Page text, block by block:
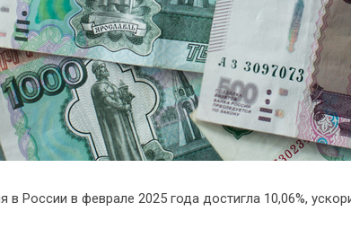
в России в феврале 2025 года достигла 10,06%,